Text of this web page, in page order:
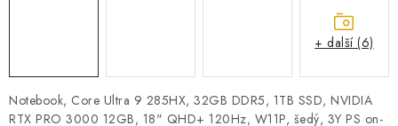
Notebook, Core Ultra 9 285HX, 32GB DDR5, 1TB SSD, NVIDIA
RTX PRO 3000 12GB, 18" QHD+ 120Hz, W11P, šedý, 3Y PS on-
+ další (6)